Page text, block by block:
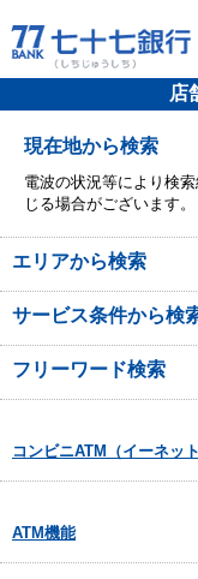
店
現在地から検索
電波の状況等により検
じる場合がございます。
エリアから検索
サービス条件から検
フリーワード検索
コンビニATM（イーネッ
ATM機能